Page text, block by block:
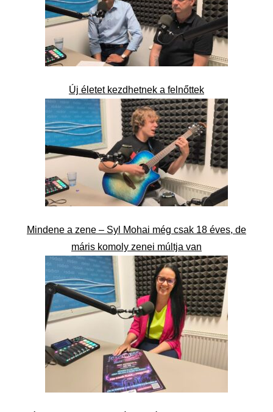
Új életet kezdhetnek a felnőttek
Mindene a zene – Syl Mohai még csak 18 éves, de
máris komoly zenei múltja van